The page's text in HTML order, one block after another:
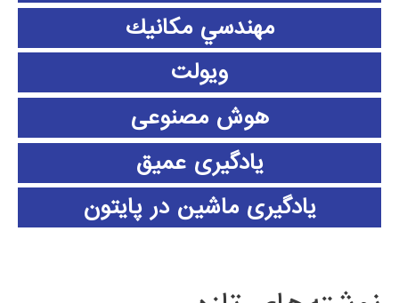
مهندسي مكانيك
ویولت
هوش مصنوعی
یادگیری عمیق
یادگیری ماشین در پایتون